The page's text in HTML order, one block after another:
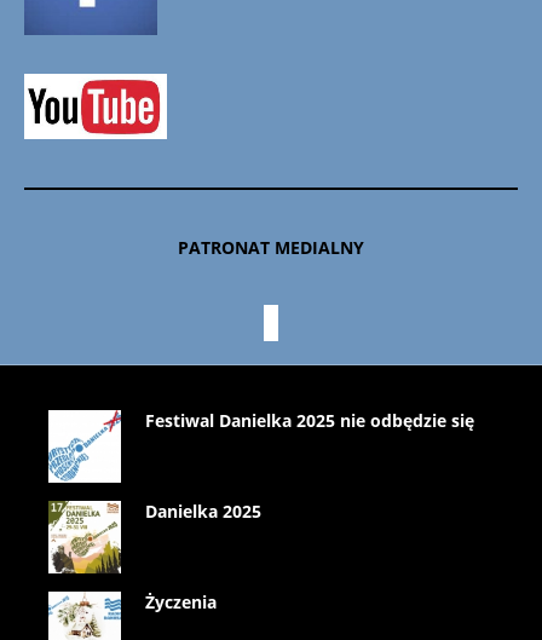
PATRONAT MEDIALNY
Festiwal Danielka 2025 nie odbędzie się
Danielka 2025
Życzenia